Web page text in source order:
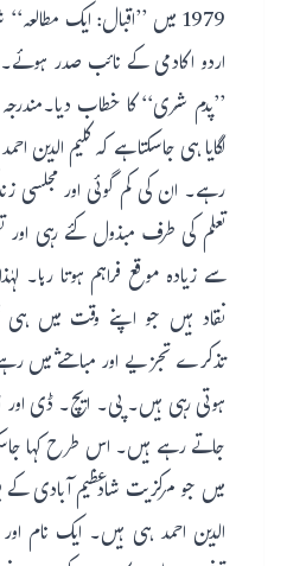
’’پدم شری‘‘ کا خطاب دیا۔مندرجہ
لگایا ہی جاسکتا ہے کہ کلیم الدین
رہے۔ ان کی کم گوئی اور مجلسی
تعلم کی طرف مبذول کئے رہی
سے زیادہ موقع فراہم ہوتا رہا۔
نقاد ہیں جو اپنے وقت میں
تذکرے تجزیے اور مباحثے میں
ہوتی رہی ہیں۔ پی۔ ایچ۔ ڈی
جاتے رہے ہیں۔ اس طرح کہا
میں جو مرکزیت شادعظیم آبادی
الدین احمد ہی ہیں۔ ایک نام